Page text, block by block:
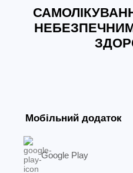
Мобільний додаток
Google Play